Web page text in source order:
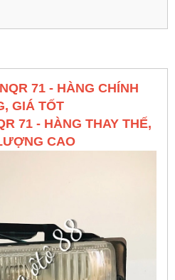
71 - HÀNG CHÍNH
GIÁ TỐT
71 - HÀNG THAY THẾ,
CAO